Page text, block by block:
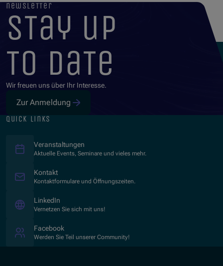
newsletter
stay up
to date
Wir freuen uns über Ihr Interesse.
Zur Anmeldung
quick links
Veranstaltungen
Aktuelle Events, Seminare und vieles mehr.
Kontakt
Kontaktformulare und Öffnungszeiten.
LinkedIn
Vernetzen Sie sich mit uns!
Facebook(Opens in new window)
Werden Sie Teil unserer Community!